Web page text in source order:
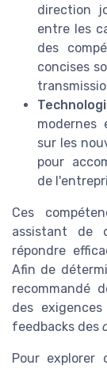
direction
entre les
des
concises
modernes
sur les
pour
de
Ces
assistant de
répondre
Afin de
recommandé
des
feedbacks des
Pour explorer